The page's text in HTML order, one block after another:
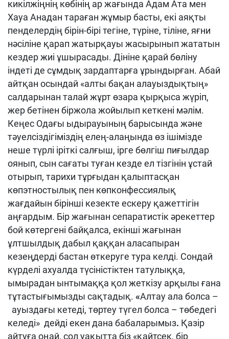
кикілжіңнің көбінің ар жағында Адам Ата мен
Хауа Анадан тараған жұмыр басты, екі аяқты
пенделердің бірін-бірі тегіне, түріне, тіліне, яғни
нәсіліне қарап жатырқауы жасырынып жататын
кездер жиі ұшырасады. Дініне қарай бөліну
індеті де сұмдық зардаптарға ұрындырған. Абай
айтқан осындай «алты бақан алауыздықтың»
салдарынан талай жұрт өзара қырқыса жүріп,
жер бетінен біржола жойылып кеткені мәлім.
Кеңес Одағы ыдырауының барысында және
тәуелсіздігіміздің елең-алаңында өз ішімізде
неше түрлі іріткі салғыш, ірге бөлгіш пиғылдар
оянып, сын сағаты туған кезде ел тізгінін ұстай
отырып, тарихи тұрғыдан қалыптасқан
көпэтностылық пен көпконфессиялық
жағдайын бірінші кезекте ескеру қажеттігін
аңғардым. Бір жағынан сепаратистік әрекеттер
бой көтергені байқалса, екінші жағынан
ұлтшылдық дабыл қаққан аласапыран
кезеңдерді бастан өткеруге тура келді. Сондай
күрделі ахуалда түсіністіктен татулыққа,
ымырадан ынтымаққа қол жеткізу арқылы ғана
тұтастығымызды сақтадық. «Алтау ала болса –
ауыздағы кетеді, төртеу түгел болса – төбедегі
келеді» дейді екен дана бабаларымыз. Қазір
айтуға оңай, сол уақытта біз «қайтсек, бір